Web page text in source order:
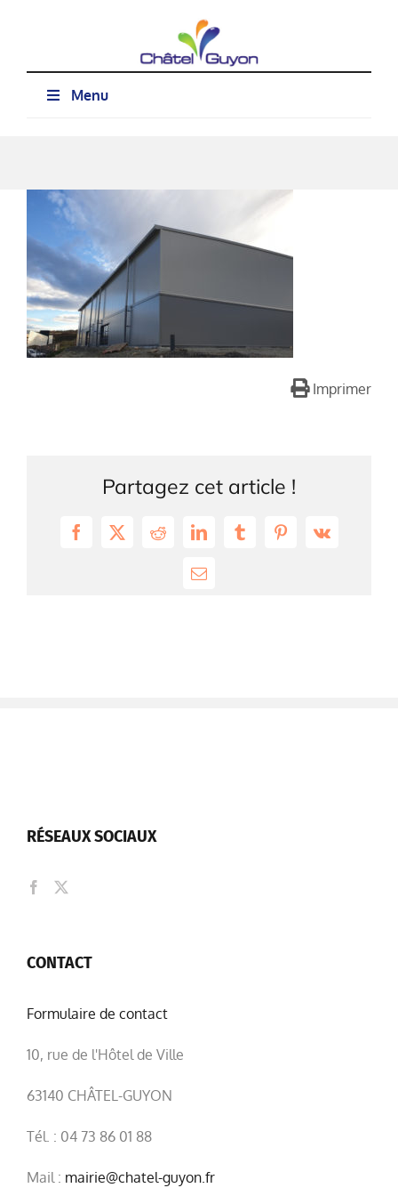
Menu
Imprimer
Partagez cet article !
Facebook
X RedditLinkedInTumblrPinterest
Vk
Email
RÉSEAUX SOCIAUX
CONTACT
Formulaire de contact
10, rue de l'Hôtel de Ville
63140 CHÂTEL-GUYON
Tél. : 04 73 86 01 88
Mail : mairie@chatel-guyon.fr